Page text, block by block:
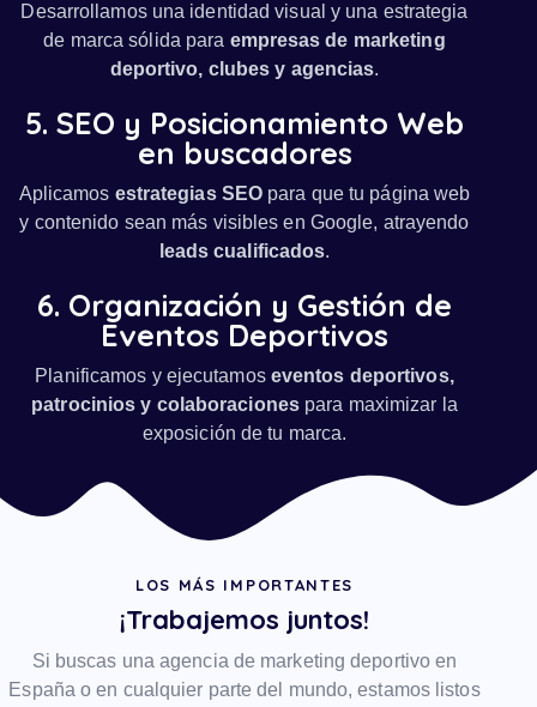
Desarrollamos una identidad visual y una estrategia
de marca sólida para empresas de marketing
deportivo, clubes y agencias.
5. SEO y Posicionamiento Web
en buscadores
Aplicamos estrategias SEO para que tu página web
y contenido sean más visibles en Google, atrayendo
leads cualificados.
6. Organización y Gestión de
Eventos Deportivos
Planificamos y ejecutamos eventos deportivos,
patrocinios y colaboraciones para maximizar la
exposición de tu marca.
LOS MÁS IMPORTANTES
¡Trabajemos juntos!
Si buscas una agencia de marketing deportivo en
España o en cualquier parte del mundo, estamos listos